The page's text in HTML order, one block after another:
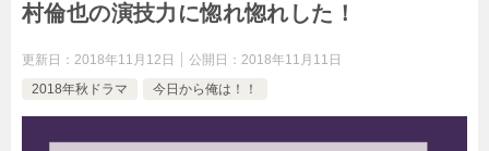
村倫也の演技力に惚れ惚れした！
更新日： 2018年11月12日 公開日： 2018年11月11日
2018年秋ドラマ
今日から俺は！！